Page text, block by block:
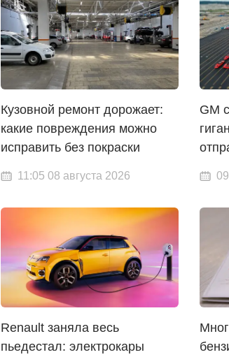
Кузовной ремонт дорожает:
какие повреждения можно
исправить без покраски
11:05 08 августа 2026
GM
Renault заняла весь
пьедестал: электрокары